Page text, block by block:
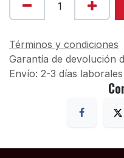
Términos y condiciones
Garantía de devolución
Envío: 2-3 días laborales